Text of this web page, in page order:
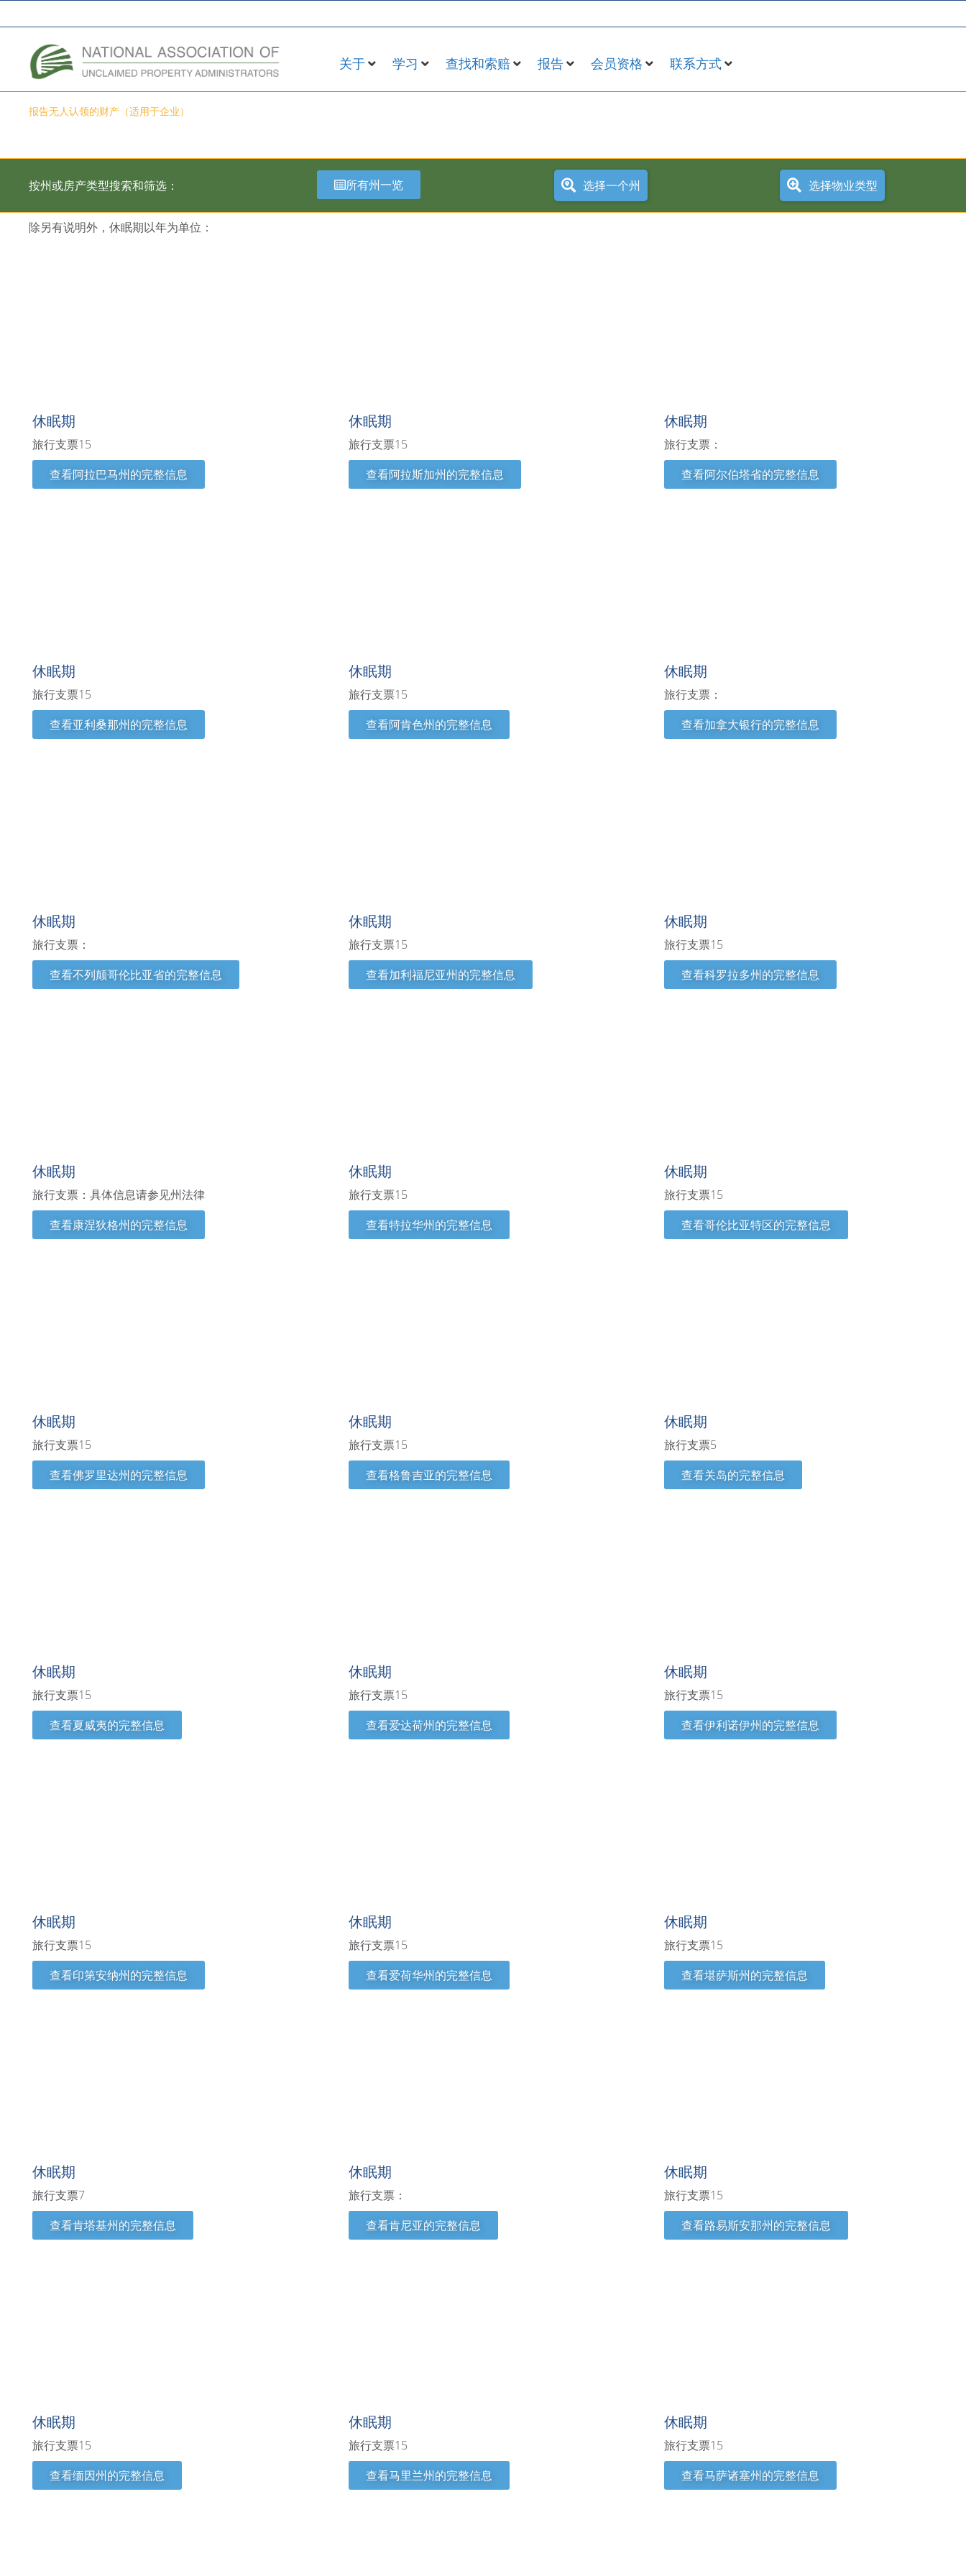
关于 学习 查找和索赔 报告 会员资格 联系方式
报告无人认领的财产（适用于企业）
按州或房产类型搜索和筛选： 所有州一览 选择一个州 选择物业类型
除另有说明外，休眠期以年为单位：
休眠期
旅行支票15
查看阿拉巴马州的完整信息
休眠期
旅行支票15
查看阿拉斯加州的完整信息
休眠期
旅行支票：
查看阿尔伯塔省的完整信息
休眠期
旅行支票15
查看亚利桑那州的完整信息
休眠期
旅行支票15
查看阿肯色州的完整信息
休眠期
旅行支票：
查看加拿大银行的完整信息
休眠期
旅行支票：
查看不列颠哥伦比亚省的完整信息
休眠期
旅行支票15
查看加利福尼亚州的完整信息
休眠期
旅行支票15
查看科罗拉多州的完整信息
休眠期
旅行支票：具体信息请参见州法律
查看康涅狄格州的完整信息
休眠期
旅行支票15
查看特拉华州的完整信息
休眠期
旅行支票15
查看哥伦比亚特区的完整信息
休眠期
旅行支票15
查看佛罗里达州的完整信息
休眠期
旅行支票15
查看格鲁吉亚的完整信息
休眠期
旅行支票5
查看关岛的完整信息
休眠期
旅行支票15
查看夏威夷的完整信息
休眠期
旅行支票15
查看爱达荷州的完整信息
休眠期
旅行支票15
查看伊利诺伊州的完整信息
休眠期
旅行支票15
查看印第安纳州的完整信息
休眠期
旅行支票15
查看爱荷华州的完整信息
休眠期
旅行支票15
查看堪萨斯州的完整信息
休眠期
旅行支票7
查看肯塔基州的完整信息
休眠期
旅行支票：
查看肯尼亚的完整信息
休眠期
旅行支票15
查看路易斯安那州的完整信息
休眠期
旅行支票15
查看缅因州的完整信息
休眠期
旅行支票15
查看马里兰州的完整信息
休眠期
旅行支票15
查看马萨诸塞州的完整信息